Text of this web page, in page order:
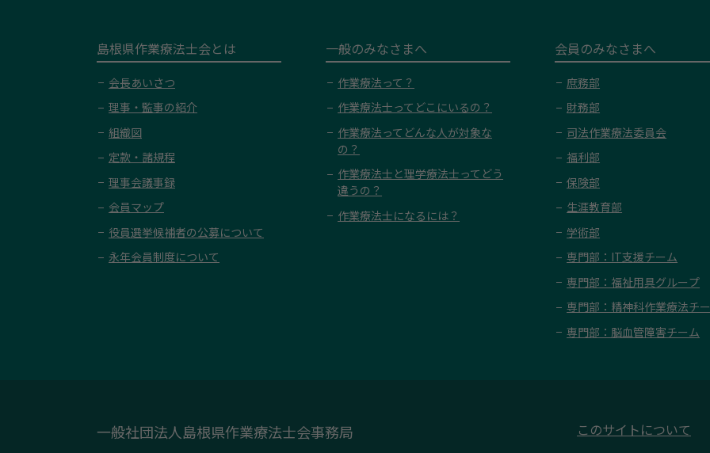
島根県作業療法士会とは
会長あいさつ
理事・監事の紹介
組織図
定款・諸規程
理事会議事録
会員マップ
役員選挙候補者の公募について
永年会員制度について
一般のみなさまへ
作業療法って？
作業療法士ってどこにいるの？
作業療法ってどんな人が対象な
の？
作業療法士と理学療法士ってどう
違うの？
作業療法士になるには？
会員のみなさまへ
庶務部
財務部
司法作業療法委員会
福利部
保険部
生涯教育部
学術部
専門部：IT支援チーム
専門部：福祉用具グループ
専門部：精神科作業療法チ
専門部：脳血管障害チーム
一般社団法人島根県作業療法士会事務局 このサイトについて